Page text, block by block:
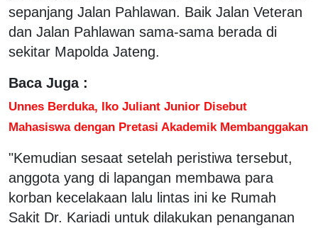
sepanjang Jalan Pahlawan. Baik Jalan Veteran
dan Jalan Pahlawan sama-sama berada di
sekitar Mapolda Jateng.
Baca Juga :
Unnes Berduka, Iko Juliant Junior Disebut
Mahasiswa dengan Pretasi Akademik Membanggakan
"Kemudian sesaat setelah peristiwa tersebut,
anggota yang di lapangan membawa para
korban kecelakaan lalu lintas ini ke Rumah
Sakit Dr. Kariadi untuk dilakukan penanganan